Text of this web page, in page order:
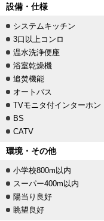
設備・仕様
システムキッチン
3口以上コンロ
温水洗浄便座
浴室乾燥機
追焚機能
オートバス
TVモニタ付インターホン
BS
CATV
環境・その他
小学校800m以内
スーパー400m以内
陽当り良好
眺望良好